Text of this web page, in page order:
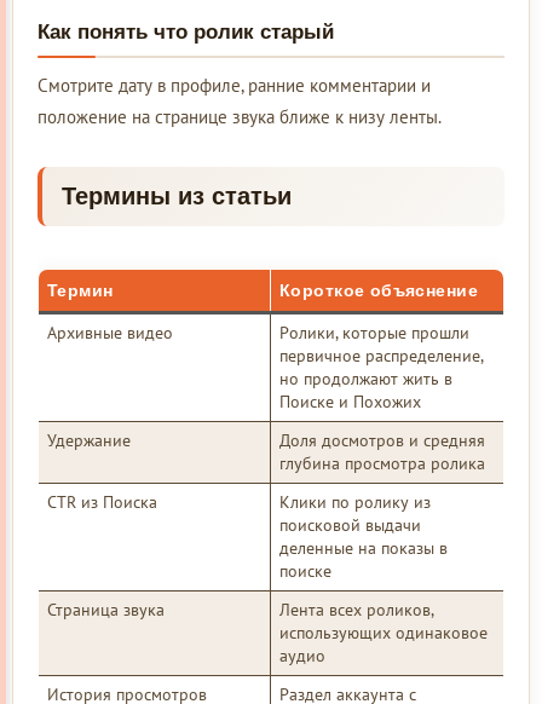
Как понять что ролик старый
Смотрите дату в профиле, ранние комментарии и
положение на странице звука ближе к низу ленты.
Термины из статьи
Термин Короткое объяснение
Архивные видео
Ролики, которые прошли
первичное распределение,
но продолжают жить в
Поиске и Похожих
Удержание
Доля досмотров и средняя
глубина просмотра ролика
CTR из Поиска
Клики по ролику из
поисковой выдачи
деленные на показы в
поиске
Страница звука
Лента всех роликов,
использующих одинаковое
аудио
История просмотров
Раздел аккаунта с